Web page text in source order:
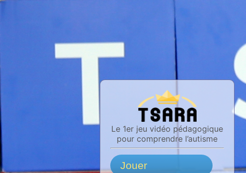
Le 1er jeu vidéo pédagogique
pour comprendre l’autisme
Jouer